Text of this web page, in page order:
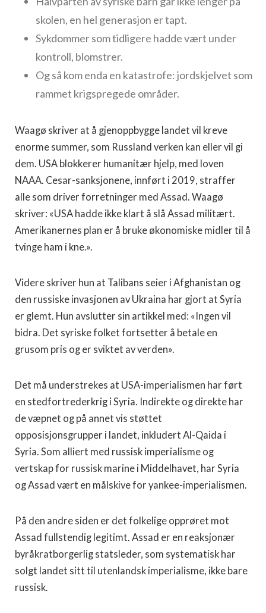
skolen, en hel generasjon er tapt.
Sykdommer som tidligere hadde vært under
kontroll, blomstrer.
Og så kom enda en katastrofe: jordskjelvet som
rammet krigspregede områder.
Waagø skriver at å gjenoppbygge landet vil kreve
enorme summer, som Russland verken kan eller vil gi
dem. USA blokkerer humanitær hjelp, med loven
NAAA. Cesar-sanksjonene, innført i 2019, straffer
alle som driver forretninger med Assad. Waagø
skriver: «USA hadde ikke klart å slå Assad militært.
Amerikanernes plan er å bruke økonomiske midler til å
tvinge ham i kne.».
Videre skriver hun at Talibans seier i Afghanistan og
den russiske invasjonen av Ukraina har gjort at Syria
er glemt. Hun avslutter sin artikkel med: «Ingen vil
bidra. Det syriske folket fortsetter å betale en
grusom pris og er sviktet av verden».
Det må understrekes at USA-imperialismen har ført
en stedfortrederkrig i Syria. Indirekte og direkte har
de væpnet og på annet vis støttet
opposisjonsgrupper i landet, inkludert Al-Qaida i
Syria. Som alliert med russisk imperialisme og
vertskap for russisk marine i Middelhavet, har Syria
og Assad vært en målskive for yankee-imperialismen.
På den andre siden er det folkelige opprøret mot
Assad fullstendig legitimt. Assad er en reaksjonær
byråkratborgerlig statsleder, som systematisk har
solgt landet sitt til utenlandsk imperialisme, ikke bare
russisk.